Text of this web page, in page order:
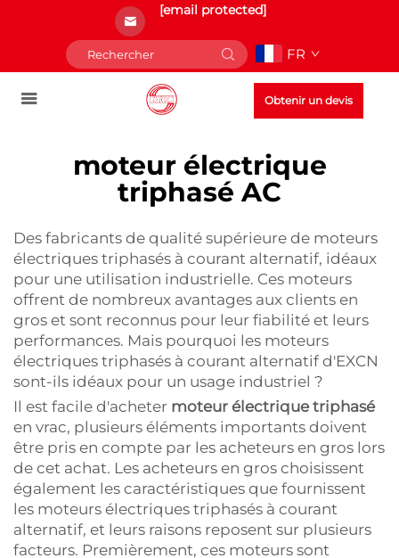
[email protected]
FR
Obtenir un devis
moteur électrique
triphasé AC
Des fabricants de qualité supérieure de moteurs
électriques triphasés à courant alternatif, idéaux
pour une utilisation industrielle. Ces moteurs
offrent de nombreux avantages aux clients en
gros et sont reconnus pour leur fiabilité et leurs
performances. Mais pourquoi les moteurs
électriques triphasés à courant alternatif d'EXCN
sont-ils idéaux pour un usage industriel ?
Il est facile d'acheter moteur électrique triphasé
en vrac, plusieurs éléments importants doivent
être pris en compte par les acheteurs en gros lors
de cet achat. Les acheteurs en gros choisissent
également les caractéristiques que fournissent
les moteurs électriques triphasés à courant
alternatif, et leurs raisons reposent sur plusieurs
facteurs. Premièrement, ces moteurs sont